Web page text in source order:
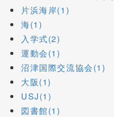
片浜海岸(1)
海(1)
入学式(2)
運動会(1)
沼津国際交流協会(1)
大阪(1)
USJ(1)
図書館(1)